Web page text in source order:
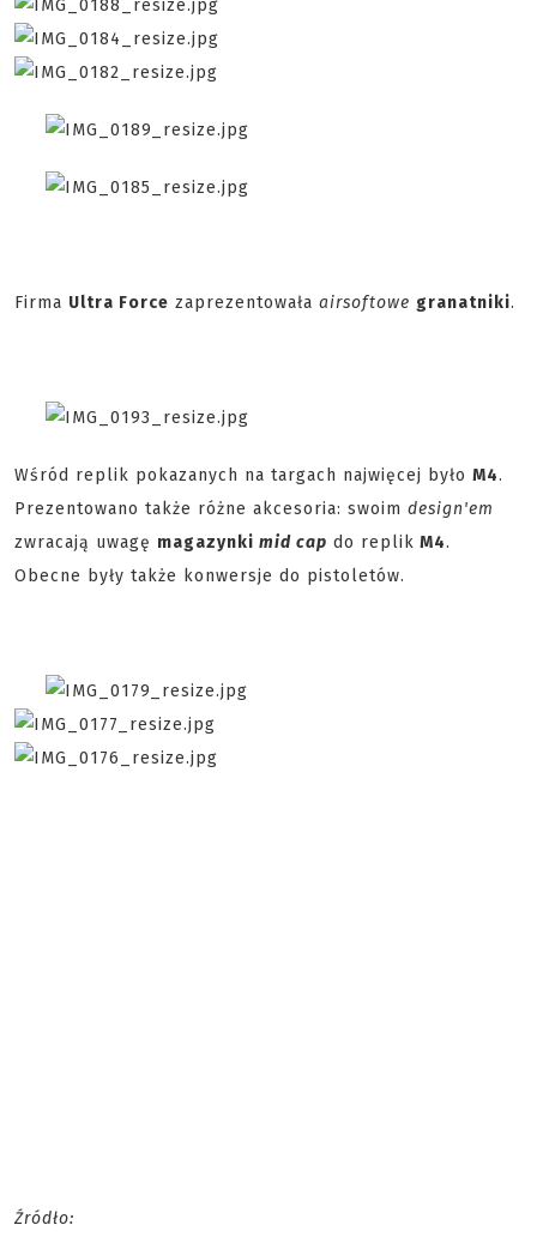
Firma Ultra Force zaprezentowała airsoftowe granatniki.
Wśród replik pokazanych na targach najwięcej było M4.
Prezentowano także różne akcesoria: swoim design'em
zwracają uwagę magazynki mid cap do replik M4.
Obecne były także konwersje do pistoletów.
Źródło: